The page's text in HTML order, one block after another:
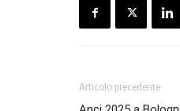
Articolo precedente